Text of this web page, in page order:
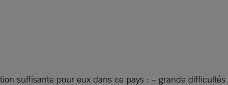
suffisante pour eux dans ce pays : – grande difficultés